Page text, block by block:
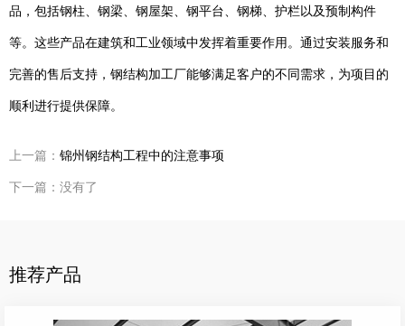
品，包括钢柱、钢梁、钢屋架、钢平台、钢梯、护栏以及预制构件
等。这些产品在建筑和工业领域中发挥着重要作用。通过安装服务和
完善的售后支持，钢结构加工厂能够满足客户的不同需求，为项目的
顺利进行提供保障。
上一篇： 锦州钢结构工程中的注意事项
下一篇：没有了
推荐产品